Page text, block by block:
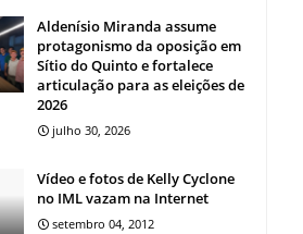
Aldenísio Miranda assume
protagonismo da oposição em
Sítio do Quinto e fortalece
articulação para as eleições de
2026
julho 30, 2026
Vídeo e fotos de Kelly Cyclone
no IML vazam na Internet
setembro 04, 2012